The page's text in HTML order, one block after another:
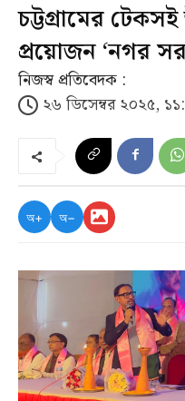
চট্টগ্রামের
প্রয়োজন ‘নগর
নিজস্ব প্রতিবেদক :
২৬ ডিসেম্বর ২০২৫,
অ+ অ−